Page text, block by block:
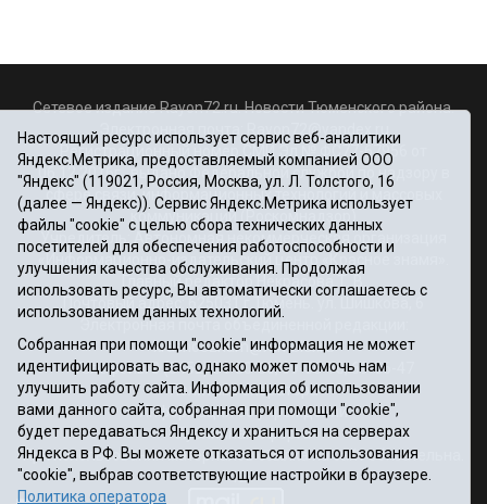
Сетевое издание Rayon72.ru. Новости Тюменского района.
Rayon72@yandex.ru
Регистрационный номер СМИ Эл № ФС77-67956 от
06.12.2016г., выдано Федеральной службой по надзору в
сфере связи, информационных технологий и массовых
коммуникаций (Роскомнадзор)
Учредитель: Автономная некоммерческая организация
«Информационно-издательский центр «Красное знамя».
Главный редактор Некрасова Т. В.
Почтовый адрес: 625031 г.Тюмень. ул. Шишкова, 6
Электронная почта объединенной редакции:
krasnoeznam@rambler.ru
Телефоны 8 (3452) 34-80-60, 69-56-73, 69-56-47
Политика оператора
Информация об учреждении
Публичная оферта
При использовании материалов ссылка на сайт обязательна.
12+
Настоящий ресурс использует сервис веб-аналитики
Яндекс.Метрика, предоставляемый компанией ООО
"Яндекс" (119021, Россия, Москва, ул. Л. Толстого, 16
(далее — Яндекс)). Сервис Яндекс.Метрика использует
файлы "cookie" с целью сбора технических данных
посетителей для обеспечения работоспособности и
улучшения качества обслуживания. Продолжая
использовать ресурс, Вы автоматически соглашаетесь с
использованием данных технологий.
Собранная при помощи "cookie" информация не может
идентифицировать вас, однако может помочь нам
улучшить работу сайта. Информация об использовании
вами данного сайта, собранная при помощи "cookie",
будет передаваться Яндексу и храниться на серверах
Яндекса в РФ. Вы можете отказаться от использования
"cookie", выбрав соответствующие настройки в браузере.
Политика оператора